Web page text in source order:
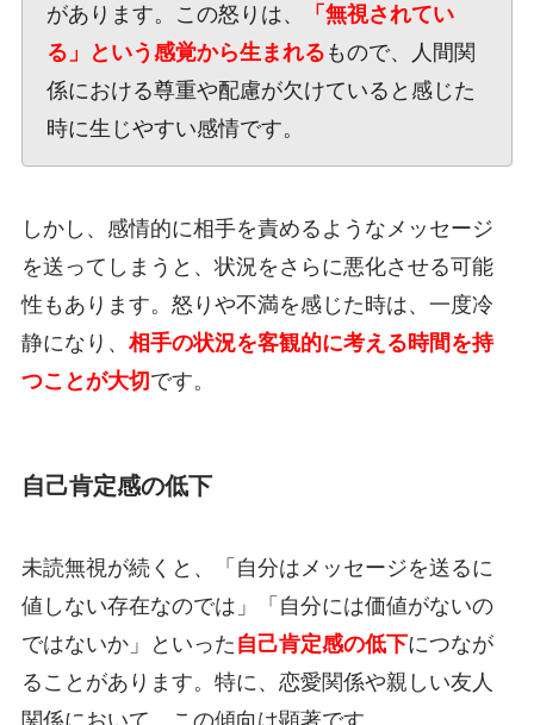
があります。この怒りは、
「無視されてい
る」という感覚から生まれる もので、人間関
係における尊重や配慮が欠けていると感じた
時に生じやすい感情です。
しかし、感情的に相手を責めるようなメッセージ
を送ってしまうと、状況をさらに悪化させる可能
性もあります。怒りや不満を感じた時は、一度冷
静になり、 相手の状況を客観的に考える時間を持
つことが大切です。
自己肯定感の低下
未読無視が続くと、「自分はメッセージを送るに
値しない存在なのでは」「自分には価値がないの
ではないか」といった 自己肯定感の低下につなが
ることがあります。特に、恋愛関係や親しい友人